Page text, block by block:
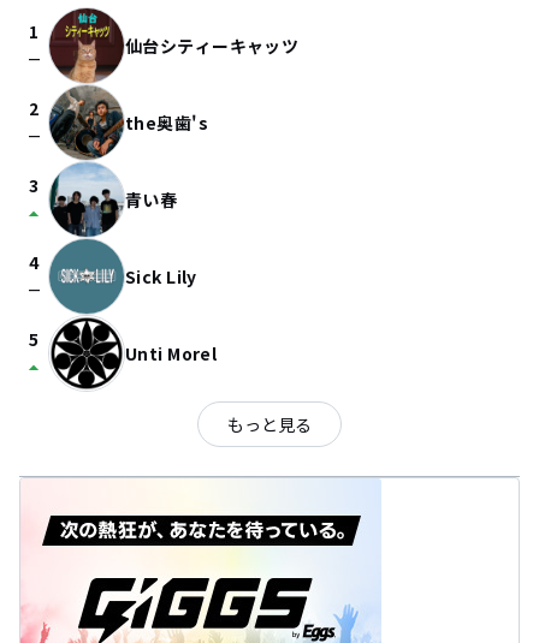
1
check_indeterminate_small 仙台シティーキャッツ
2
check_indeterminate_small the奥歯's
3
arrow_drop_up 青い春
4
check_indeterminate_small Sick Lily
5
arrow_drop_up Unti Morel
もっと見る